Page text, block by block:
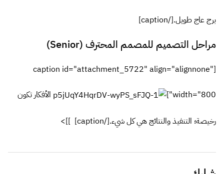
برج عاج طويل.[/caption]
مراحل التصميم للمصمم المحترف (Senior)
[caption id="attachment_5722" align="alignnone"
width="800"] الأفكار تكون
رخيصة؛ التنفيذ والنتائج هي كل شيء.[/caption] ]]>